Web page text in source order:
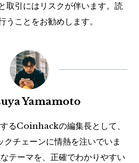
取引にはリスクが伴います。読
うことをお勧めします。
Yamamoto
るCoinhackの編集長として、
クチェーンに情熱を注いでいま
テーマを、正確でわかりやすい